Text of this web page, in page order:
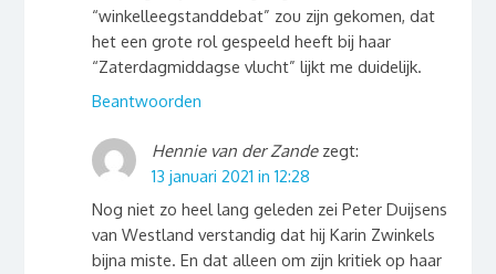
“winkelleegstanddebat” zou zijn gekomen, dat
het een grote rol gespeeld heeft bij haar
“Zaterdagmiddagse vlucht” lijkt me duidelijk.
Beantwoorden
Hennie van der Zande zegt:
13 januari 2021 in 12:28
Nog niet zo heel lang geleden zei Peter Duijsens
van Westland verstandig dat hij Karin Zwinkels
bijna miste. En dat alleen om zijn kritiek op haar